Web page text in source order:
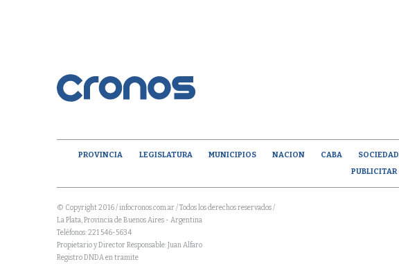
PROVINCIA LEGISLATURA MUNICIPIOS NACION CABA SOCIEDAD
PUBLICITAR
© Copyright 2016 / infocronos.com.ar / Todos los derechos reservados /
La Plata, Provincia de Buenos Aires - Argentina
Teléfonos: 221 546-5634
Propietario y Director Responsable: Juan Alfaro
Registro DNDA en tramite